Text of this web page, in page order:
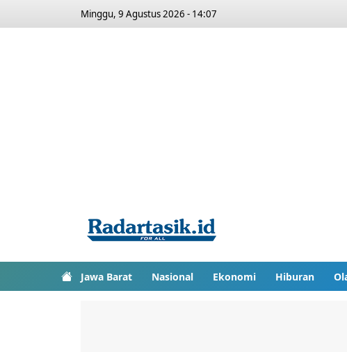
Minggu, 9 Agustus 2026 - 14:07
Jawa Barat Nasional Ekonomi Hiburan